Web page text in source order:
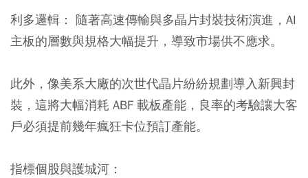
利多邏輯： 隨著高速傳輸與多晶片封裝技術演進，AI
主板的層數與規格大幅提升，導致市場供不應求。
此外，像美系大廠的次世代晶片紛紛規劃導入新興封
裝，這將大幅消耗 ABF 載板產能，良率的考驗讓大客
戶必須提前幾年瘋狂卡位預訂產能。
指標個股與護城河：